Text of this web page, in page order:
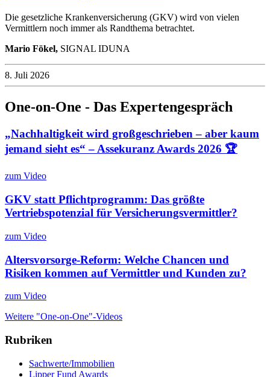
Die gesetzliche Krankenversicherung (GKV) wird von vielen
Vermittlern noch immer als Randthema betrachtet.
Mario Fökel, SIGNAL IDUNA
8. Juli 2026
One-on-One - Das Expertengespräch
„Nachhaltigkeit wird großgeschrieben – aber kaum
jemand sieht es“ – Assekuranz Awards 2026 🏆
zum Video
GKV statt Pflichtprogramm: Das größte
Vertriebspotenzial für Versicherungsvermittler?
zum Video
Altersvorsorge-Reform: Welche Chancen und
Risiken kommen auf Vermittler und Kunden zu?
zum Video
Weitere "One-on-One"-Videos
Rubriken
Sachwerte/Immobilien
Lipper Fund Awards